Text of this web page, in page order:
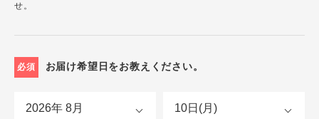
せ。
必須 お届け希望日をお教えください。